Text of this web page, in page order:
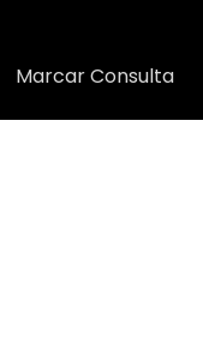
Marcar Consulta